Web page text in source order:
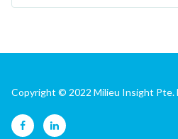
Copyright © 2022 Milieu Insight Pte.